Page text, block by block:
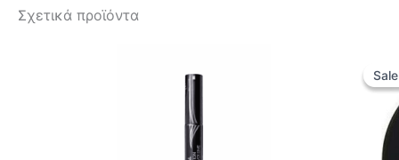
Σχετικά προϊόντα